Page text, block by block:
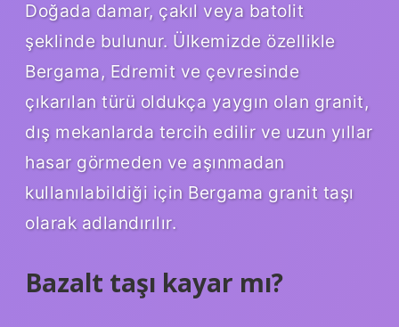
Doğada damar, çakıl veya batolit
şeklinde bulunur. Ülkemizde özellikle
Bergama, Edremit ve çevresinde
çıkarılan türü oldukça yaygın olan granit,
dış mekanlarda tercih edilir ve uzun yıllar
hasar görmeden ve aşınmadan
kullanılabildiği için Bergama granit taşı
olarak adlandırılır.
Bazalt taşı kayar mı?